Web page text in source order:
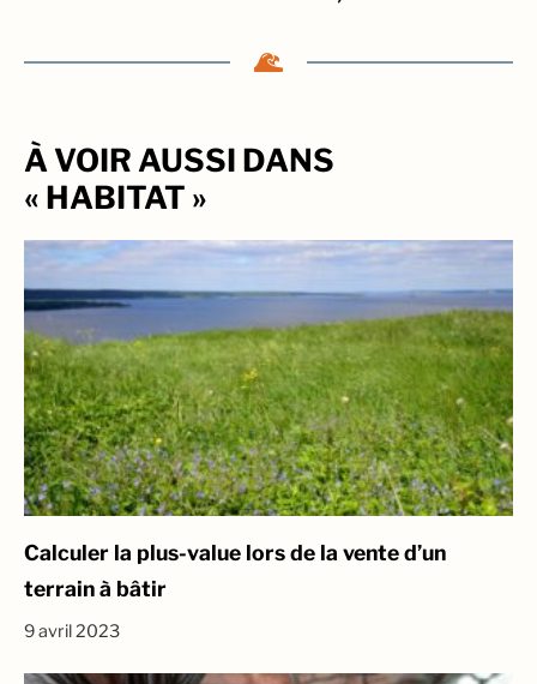
À VOIR AUSSI DANS
« HABITAT »
Calculer la plus-value lors de la vente d’un
terrain à bâtir
9 avril 2023